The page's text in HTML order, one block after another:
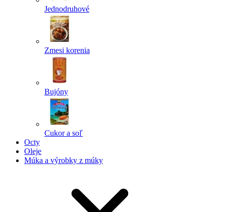
Jednodruhové
Zmesi korenia
Bujóny
Cukor a soľ
Octy
Oleje
Múka a výrobky z múky